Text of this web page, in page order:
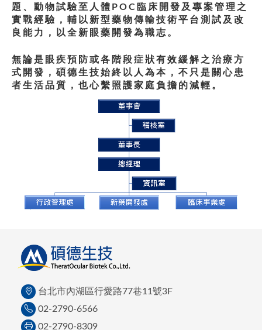
題、動物試驗至人體POC臨床開發及專案管理之
實戰經驗，輔以新型藥物傳輸技術平台測試及改
良能力，以全新眼藥開發為職志。
無論是眼疾預防或各階段症狀有效緩解之治療方
式開發，碩德生技始終以人為本，不只是關心患
者生活品質，也心繫照護家庭負擔的減輕。
台北市內湖區行愛路77巷11號3F
02-2790-6566
02-2790-8309